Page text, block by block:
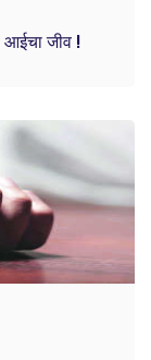
आईचा जीव !